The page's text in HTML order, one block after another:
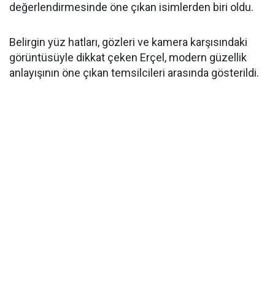
değerlendirmesinde öne çıkan isimlerden biri oldu.
Belirgin yüz hatları, gözleri ve kamera karşısındaki
görüntüsüyle dikkat çeken Erçel, modern güzellik
anlayışının öne çıkan temsilcileri arasında gösterildi.